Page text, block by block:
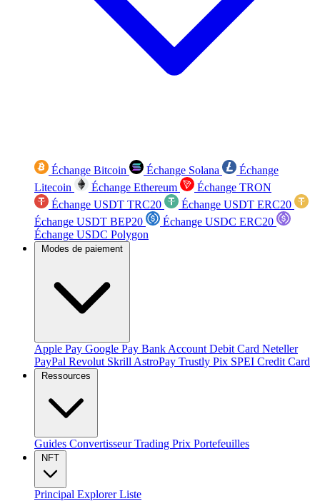
Échange Bitcoin Échange Solana
Échange
Litecoin
Échange Ethereum
Échange TRON
Échange USDT TRC20
Échange USDT ERC20
Échange USDT BEP20
Échange USDC ERC20
Échange USDC Polygon
Modes de paiement
Apple Pay Google Pay Bank Account Debit Card Neteller
PayPal Revolut Skrill AstroPay Trustly Pix SPEI Credit Card
Ressources
Guides ConvertisseurTrading Prix Portefeuilles
NFT
Principal ExplorerListe